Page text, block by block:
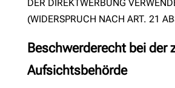
DER DIREKTWERBUNG
(WIDERSPRUCH NACH ART. 21
Beschwerde­recht bei der
Aufsichts­behörde